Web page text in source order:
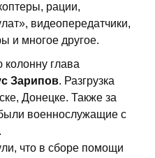
рации,
видеопередатчики,
и многое другое.
глава
Зарипов. Разгрузка
Донецке. Также за
военнослужащие с
что в сборе помощи